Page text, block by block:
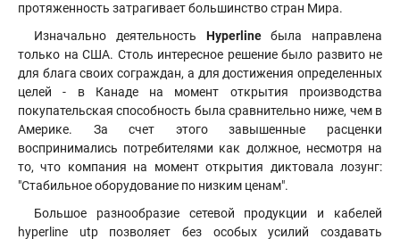
протяженность затрагивает большинство стран Мира.
Изначально деятельность Hyperlineбыла направлена
только на США. Столь интересное решение было развито не
для блага своих сограждан, а для достижения определенных
целей - в Канаде на момент открытия производства
покупательская способность была сравнительно ниже, чем в
Америке. За счет этого завышенные расценки
воспринимались потребителями как должное, несмотря на
то, что компания на момент открытия диктовала лозунг:
"Стабильное оборудование по низким ценам".
Большое разнообразие сетевой продукции и кабелей
hyperline utp позволяет без особых усилий создавать